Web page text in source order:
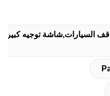
توجيه كبيرة